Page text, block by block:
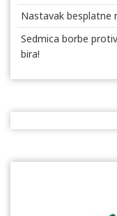
Nastavak besplatne
Sedmica borbe
bira!